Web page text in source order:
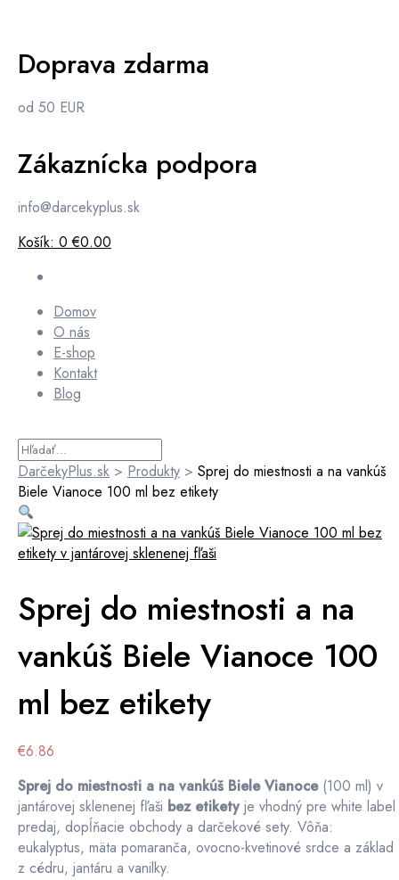
Doprava zdarma
od 50 EUR
Zákaznícka podpora
info@darcekyplus.sk
Košík: 0 €0.00
Domov
O nás
E-shop
Kontakt
Blog
DarčekyPlus.sk > Produkty > Sprej do miestnosti a na vankúš
Biele Vianoce 100 ml bez etikety
Sprej do miestnosti a na
vankúš Biele Vianoce 100
ml bez etikety
€6.86
Sprej do miestnosti a na vankúš Biele Vianoce(100 ml) v
jantárovej sklenenej fľaši bez etiketyje vhodný pre white label
predaj, dopĺňacie obchody a darčekové sety. Vôňa:
eukalyptus, mäta pomaranča, ovocno-kvetinové srdce a základ
z cédru, jantáru a vanilky.